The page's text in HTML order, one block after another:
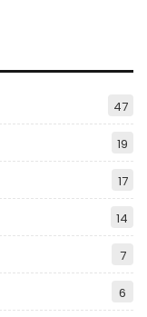
47
19
17
14
7
6